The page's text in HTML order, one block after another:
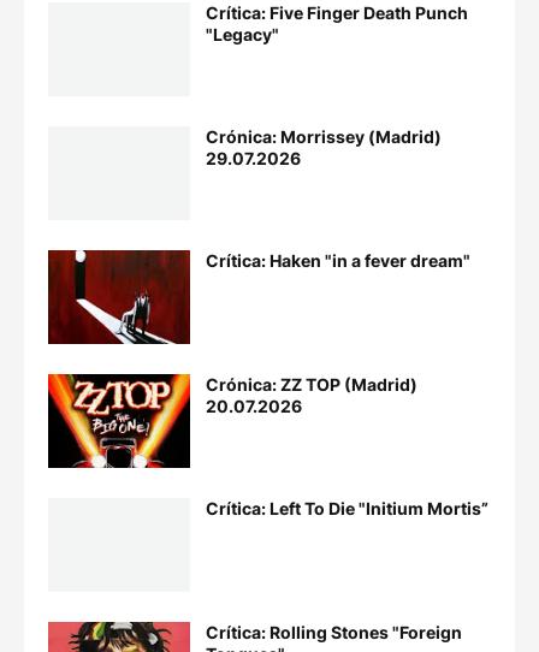
Crítica: Five Finger Death Punch
"Legacy"
Crónica: Morrissey (Madrid)
29.07.2026
Crítica: Haken "in a fever dream"
Crónica: ZZ TOP (Madrid)
20.07.2026
Crítica: Left To Die "Initium Mortis”
Crítica: Rolling Stones "Foreign